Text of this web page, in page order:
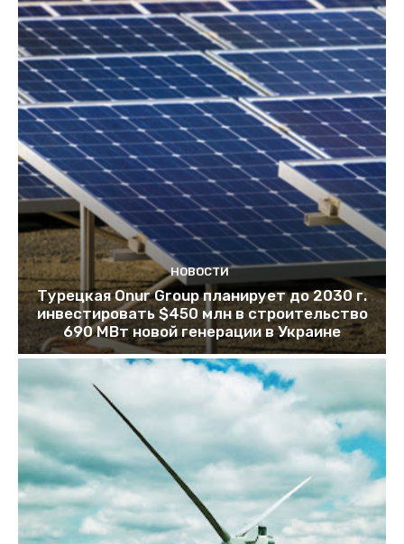
НОВОСТИ
Турецкая Onur Group планирует до 2030 г.
инвестировать $450 млн в строительство
690 МВт новой генерации в Украине